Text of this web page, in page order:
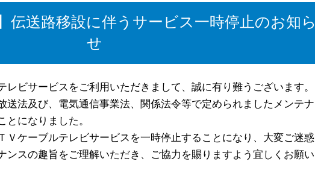
伝送路移設に伴うサービス一時停止のお知ら
せ
レビサービスをご利用いただきまして、誠に有り難うございます。
送法及び、電気通信事業法、関係法令等で定められましたメンテナ
とになりました。
Ｖケーブルテレビサービスを一時停止することになり、大変ご迷惑
ンスの趣旨をご理解いただき、ご協力を賜りますよう宜しくお願い